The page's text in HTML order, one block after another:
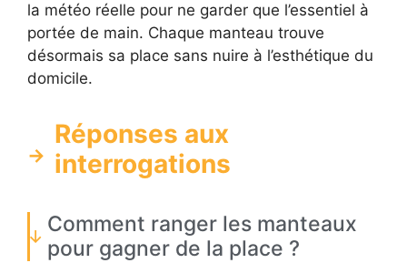
la météo réelle pour ne garder que l’essentiel à
portée de main. Chaque manteau trouve
désormais sa place sans nuire à l’esthétique du
domicile.
Réponses aux
interrogations
Comment ranger les manteaux
pour gagner de la place ?